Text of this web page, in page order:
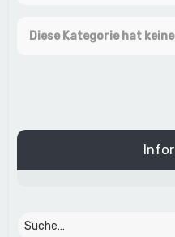
Diese Kategorie hat